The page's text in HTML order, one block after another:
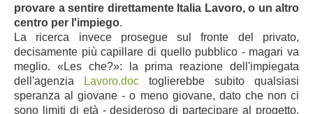
provare a sentire direttamente Italia Lavoro, o un altro
centro per l'impiego.
La ricerca invece prosegue sul fronte del privato,
decisamente più capillare di quello pubblico - magari va
meglio. «Les che?»: la prima reazione dell'impiegata
dell'agenzia
Lavoro.doc toglierebbe subito qualsiasi
speranza al giovane - o meno giovane, dato che non ci
sono limiti di età - desideroso di partecipare al progetto.